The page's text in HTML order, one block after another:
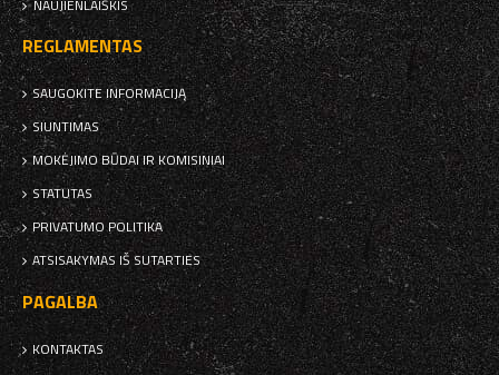
NAUJIENLAIŠKIS
REGLAMENTAS
SAUGOKITE INFORMACIJĄ
SIUNTIMAS
MOKĖJIMO BŪDAI IR KOMISINIAI
STATUTAS
PRIVATUMO POLITIKA
ATSISAKYMAS IŠ SUTARTIES
PAGALBA
KONTAKTAS